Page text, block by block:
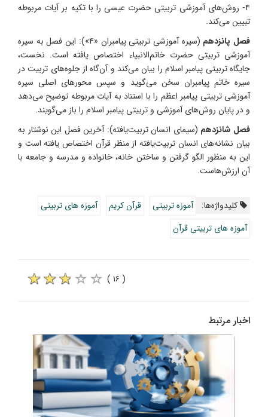
۴- روش‌های آموزشی تربیتی حضرت عیسی را با تکیه بر آیات مربوطه
تبیین می‌کند.
فصل پانزدهم
(سیره آموزشی تربیتی پیامبران «۴»): این فصل به سیره
آموزشی تربیتی حضرت خاتم‌الانبیاء اختصاص یافته است. نخست،
جایگاه تربیتی پیامبر اسلام را بیان می‌کند و آن‌گاه از جلوه‌های تربیت در
سیره خاتم پیامبران سخن می‌گوید و سپس محورهای اصلی سیره
آموزشی تربیتی پیامبر اعظم را با استناد به آیات مربوطه توضیح می‌دهد
و در پایان روش‌های آموزشی و تربیتی پیامبر اسلام را باز می‌گویند.
فصل شانزدهم (سیمای انسان تربیت‌یافته): آخرین فصل این نوشتار به
بیان نشانه‌های انسان تربیت‌یافته از منظر قرآن اختصاص یافته است و
این به منظور الگو گرفتن و ساختن خانه، خانواده و مدرسه و جامعه با
آن ارزش‌هاست.
کلیدواژه‌ها: آموزه تربیتی قرآن کریم
آموزه های تربیتی
آموزه های تربیتی قرآن
( ۱۶ )
اخبار مرتبط